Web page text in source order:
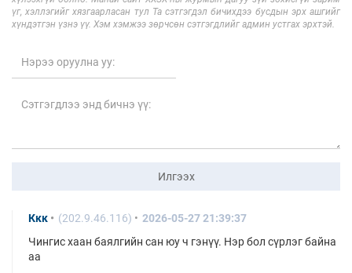
үг, хэллэгийг хязгаарласан тул Та сэтгэгдэл бичихдээ бусдын эрх ашгийг
хүндэтгэн үзнэ үү. Хэм хэмжээ зөрчсөн сэтгэгдлийг админ устгах эрхтэй.
Илгээх
Ккк (202.9.46.116)
2026-05-27 21:39:37
Чингис хаан баялгийн сан юу ч гэнүү. Нэр бол сүрлэг байна
аа